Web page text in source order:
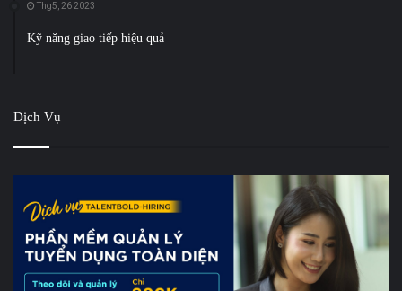
Thg5, 26 2023
Kỹ năng giao tiếp hiệu quả
Dịch Vụ